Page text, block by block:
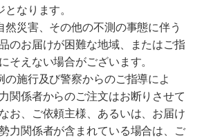
なります。
然災害、その他の不測の事態に伴う
のお届けが困難な地域、またはご指
そえない場合がございます。
の施行及び警察からのご指導によ
関係者からのご注文はお断りさせて
お、ご依頼主様、あるいは、お届け
力関係者が含まれている場合は、ご